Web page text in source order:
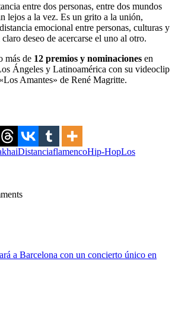
entre dos personas, entre dos mundos
lejos a la vez. Es un grito a la unión,
emocional entre personas, culturas y
deseo de acercarse el uno al otro.
más de 12 premios y nominaciones en
Ángeles y Latinoamérica con su videoclip
Amantes» de René Magritte.
DistanciaflamencoHip-HopLos
a Barcelona con un concierto único en